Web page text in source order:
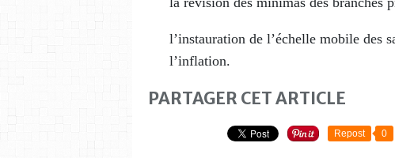
l’instauration de l’échelle mobile des
l’inflation.
PARTAGER CET ARTICLE
Repost 0